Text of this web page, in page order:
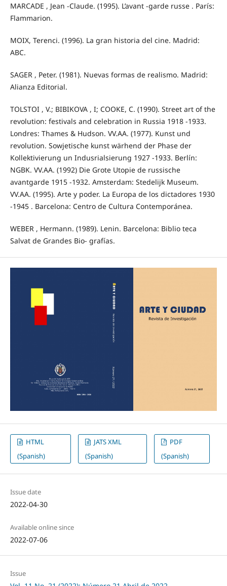
MARCADE , Jean -Claude. (1995). L’avant -garde russe . París:
Flammarion.
MOIX, Terenci. (1996). La gran historia del cine. Madrid:
ABC.
SAGER , Peter. (1981). Nuevas formas de realismo. Madrid:
Alianza Editorial.
TOLSTOI , V.; BIBIKOVA , I; COOKE, C. (1990). Street art of the
revolution: festivals and celebration in Russia 1918 -1933.
Londres: Thames & Hudson. VV.AA. (1977). Kunst und
revolution. Sowjetische kunst wärhend der Phase der
Kollektivierung un Indusrialsierung 1927 -1933. Berlín:
NGBK. VV.AA. (1992) Die Grote Utopie de russische
avantgarde 1915 -1932. Amsterdam: Stedelijk Museum.
VV.AA. (1995). Arte y poder. La Europa de los dictadores 1930
-1945 . Barcelona: Centro de Cultura Contemporánea.
WEBER , Hermann. (1989). Lenin. Barcelona: Biblio teca
Salvat de Grandes Bio- grafías.
HTML
(Spanish)
JATS XML
(Spanish)
PDF
(Spanish)
Issue date
2022-04-30
Available online since
2022-07-06
Issue